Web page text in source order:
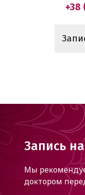
+38
Запись
Мы
доктором